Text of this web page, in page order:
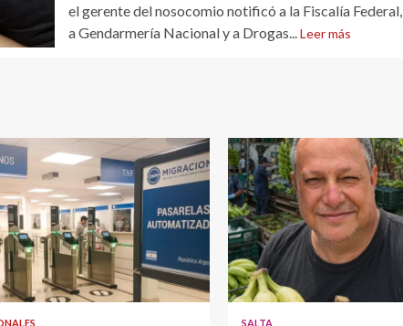
el gerente del nosocomio notificó a la Fiscalía Federal,
a Gendarmería Nacional y a Drogas...Leer más
SALTA